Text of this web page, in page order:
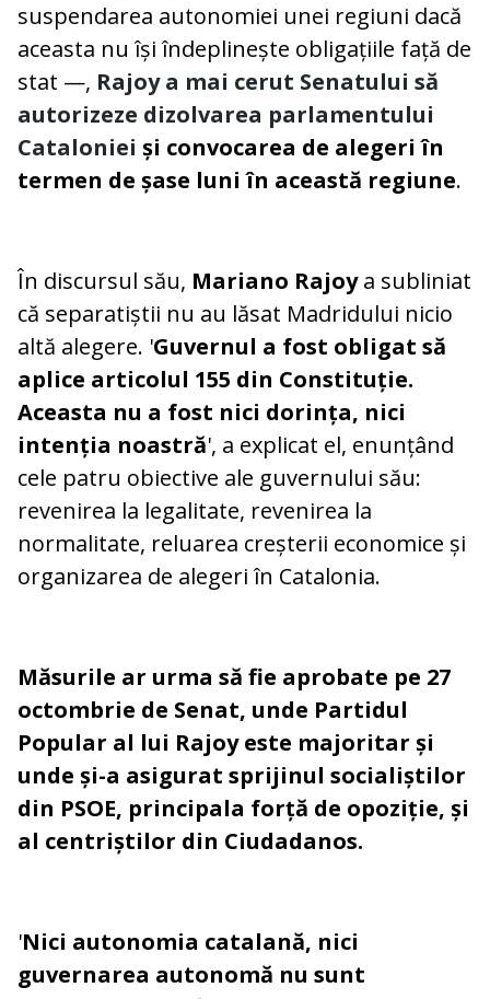
suspendarea autonomiei unei regiuni dacă
aceasta nu își îndeplinește obligațiile față de
stat —, Rajoy a mai cerut Senatului să
autorizeze dizolvarea parlamentului
Cataloniei și convocarea de alegeri în
termen de șase luni în această regiune.
În discursul său, Mariano Rajoya subliniat
că separatiștii nu au lăsat Madridului nicio
altă alegere. 'Guvernul a fost obligat să
aplice articolul 155 din Constituție.
Aceasta nu a fost nici dorința, nici
intenția noastră', a explicat el, enunțând
cele patru obiective ale guvernului său:
revenirea la legalitate, revenirea la
normalitate, reluarea creșterii economice și
organizarea de alegeri în Catalonia.
Măsurile ar urma să fie aprobate pe 27
octombrie de Senat, unde Partidul
Popular al lui Rajoy este majoritar și
unde și-a asigurat sprijinul socialiștilor
din PSOE, principala forță de opoziție, și
al centriștilor din Ciudadanos.
'Nici autonomia catalană, nici
guvernarea autonomă nu sunt